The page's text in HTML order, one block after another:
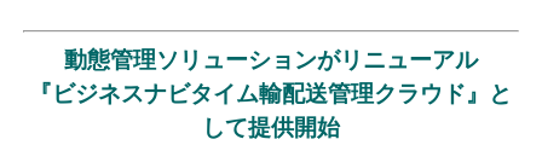
個人向けサービス
法人向けサービス
動態管理ソリューションがリニューアル
『ビジネスナビタイム輸配送管理クラウド』と
して提供開始